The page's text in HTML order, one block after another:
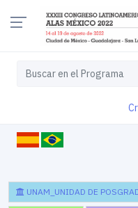
UNAM_UNIDAD DE